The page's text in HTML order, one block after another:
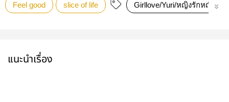
Feel good slice of life Girllove/Yuri/หญิงรักหญิง
แนะนำเรื่อง